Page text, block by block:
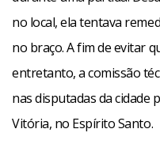
no local, ela tentava
no braço. A fim de evitar
entretanto, a comissão
nas disputadas da cidade
Vitória, no Espírito Santo.